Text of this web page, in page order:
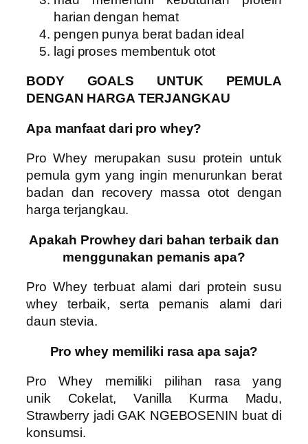
harian dengan hemat
pengen punya berat badan ideal
lagi proses membentuk otot
BODY GOALS UNTUK PEMULA
DENGAN HARGA TERJANGKAU
Apa manfaat dari pro whey?
Pro Wheymerupakan susu protein untuk
pemula gym yang ingin menurunkan berat
badan dan recovery massa otot dengan
harga terjangkau.
Apakah Prowhey dari bahan terbaik dan
menggunakan pemanis apa?
Pro Wheyterbuat alami dari protein susu
whey terbaik, serta pemanis alami dari
daun stevia.
Pro whey memiliki rasa apa saja?
Pro Whey memiliki pilihan rasa yang
unik Cokelat, Vanilla Kurma Madu,
Strawberry jadi GAK NGEBOSENIN buat di
konsumsi.